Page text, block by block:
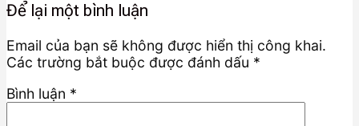
Để lại một bình luận
Email của bạn sẽ không được hiển thị công khai.
Các trường bắt buộc được đánh dấu *
Bình luận *